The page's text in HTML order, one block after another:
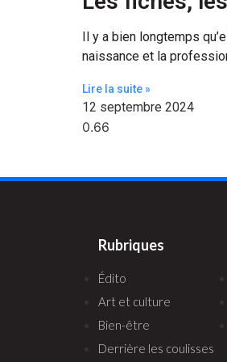
Il y a bien longtemps
naissance et la
Lire la suite »
12 septembre 2024
Rubriques
Édito
Art et culture
Bien-être
Derrière les coulisses